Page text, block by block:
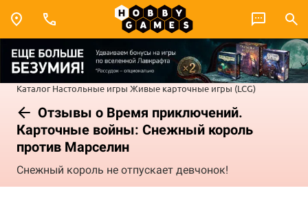
Каталог Настольные игры Живые карточные игры (LCG)
Отзывы о Время приключений.
Карточные войны: Снежный король
против Марселин
Снежный король не отпускает девчонок!